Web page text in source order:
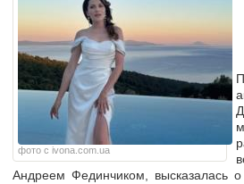
фото с ivona.com.ua
Андреем Фединчиком, высказалась